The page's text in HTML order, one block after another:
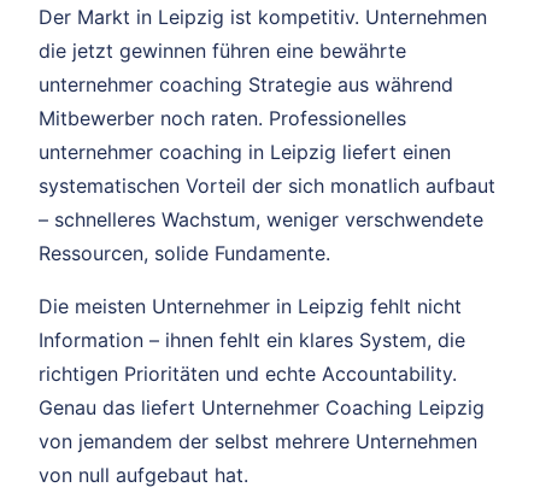
Der Markt in Leipzig ist kompetitiv. Unternehmen
die jetzt gewinnen führen eine bewährte
unternehmer coaching Strategie aus während
Mitbewerber noch raten. Professionelles
unternehmer coaching in Leipzig liefert einen
systematischen Vorteil der sich monatlich aufbaut
– schnelleres Wachstum, weniger verschwendete
Ressourcen, solide Fundamente.
Die meisten Unternehmer in Leipzig fehlt nicht
Information – ihnen fehlt ein klares System, die
richtigen Prioritäten und echte Accountability.
Genau das liefert Unternehmer Coaching Leipzig
von jemandem der selbst mehrere Unternehmen
von null aufgebaut hat.